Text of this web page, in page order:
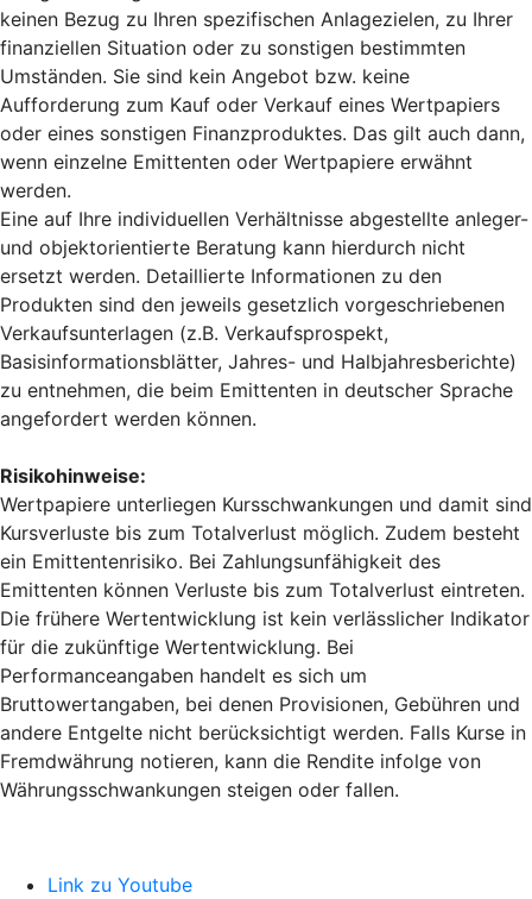
keinen Bezug zu Ihren spezifischen Anlagezielen, zu Ihrer
finanziellen Situation oder zu sonstigen bestimmten
Umständen. Sie sind kein Angebot bzw. keine
Aufforderung zum Kauf oder Verkauf eines Wertpapiers
oder eines sonstigen Finanzproduktes. Das gilt auch dann,
wenn einzelne Emittenten oder Wertpapiere erwähnt
werden.
Eine auf Ihre individuellen Verhältnisse abgestellte anleger-
und objektorientierte Beratung kann hierdurch nicht
ersetzt werden. Detaillierte Informationen zu den
Produkten sind den jeweils gesetzlich vorgeschriebenen
Verkaufsunterlagen (z.B. Verkaufsprospekt,
Basisinformationsblätter, Jahres- und Halbjahresberichte)
zu entnehmen, die beim Emittenten in deutscher Sprache
angefordert werden können.
Risikohinweise:
Wertpapiere unterliegen Kursschwankungen und damit sind
Kursverluste bis zum Totalverlust möglich. Zudem besteht
ein Emittentenrisiko. Bei Zahlungsunfähigkeit des
Emittenten können Verluste bis zum Totalverlust eintreten.
Die frühere Wertentwicklung ist kein verlässlicher Indikator
für die zukünftige Wertentwicklung. Bei
Performanceangaben handelt es sich um
Bruttowertangaben, bei denen Provisionen, Gebühren und
andere Entgelte nicht berücksichtigt werden. Falls Kurse in
Fremdwährung notieren, kann die Rendite infolge von
Währungsschwankungen steigen oder fallen.
Link zu Youtube